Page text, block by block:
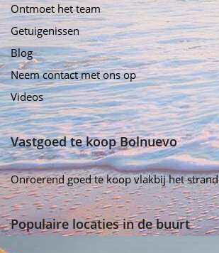
Ontmoet het team
Getuigenissen
Blog
Neem contact met ons op
Videos
Vastgoed te koop Bolnuevo
Onroerend goed te koop vlakbij het strand
Populaire locaties in de buurt